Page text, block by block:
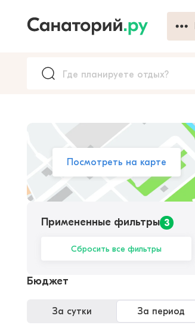
Посмотреть на карте
Примененные фильтры 3
Сбросить все фильтры
Бюджет
За сутки За период